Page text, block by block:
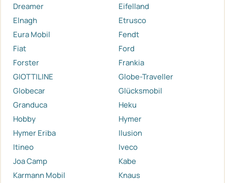
Dreamer
Eifelland
Elnagh
Etrusco
Eura Mobil
Fendt
Fiat
Ford
Forster
Frankia
GIOTTILINE
Globe-Traveller
Globecar
Glücksmobil
Granduca
Heku
Hobby
Hymer
Hymer Eriba
Ilusion
Itineo
Iveco
Joa Camp
Kabe
Karmann Mobil
Knaus